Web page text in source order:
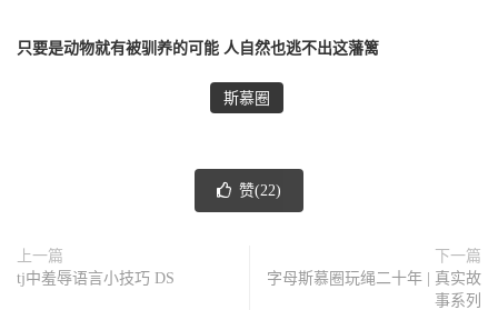
只要是动物就有被驯养的可能 人自然也逃不出这藩篱
斯慕圈
赞(22)
上一篇
tj中羞辱语言小技巧 DS
下一篇
字母斯慕圈玩绳二十年 | 真实故
事系列